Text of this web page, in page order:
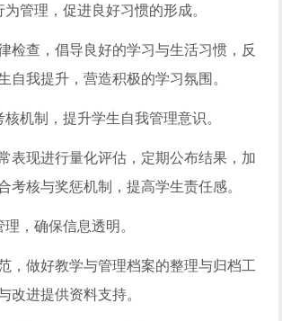
为管理，促进良好习惯的形成。
检查，倡导良好的学习与生活习惯，反
自我提升，营造积极的学习氛围。
核机制，提升学生自我管理意识。
表现进行量化评估，定期公布结果，加
考核与奖惩机制，提高学生责任感。
，确保信息透明。
，做好教学与管理档案的整理与归档工
改进提供资料支持。